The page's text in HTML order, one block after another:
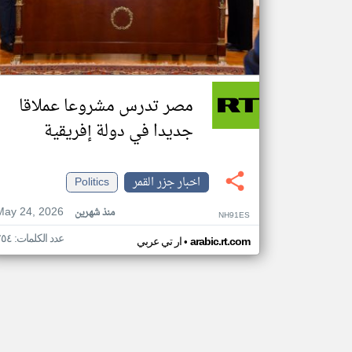
مصر تدرس مشروعا عملاقا
جديدا في دولة إفريقية
اخبار جزر القمر
Politics
24, 2026
منذ شهرين NH91ES
ار تي عربي• arabic.rt.com عدد الكلمات: ٢٥٤